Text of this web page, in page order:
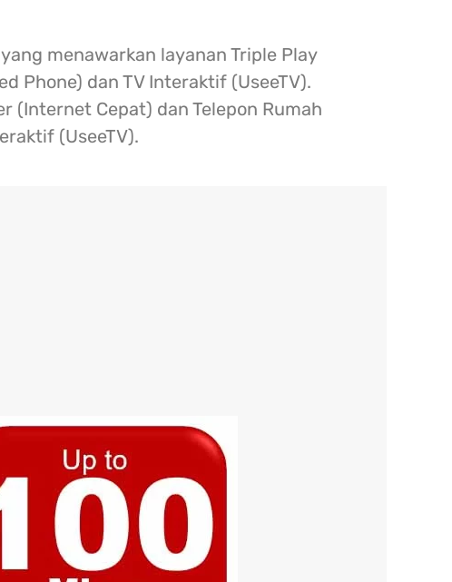
menawarkan layanan Triple Play
Phone) dan TV Interaktif (UseeTV).
(Internet Cepat) dan Telepon Rumah
(UseeTV).